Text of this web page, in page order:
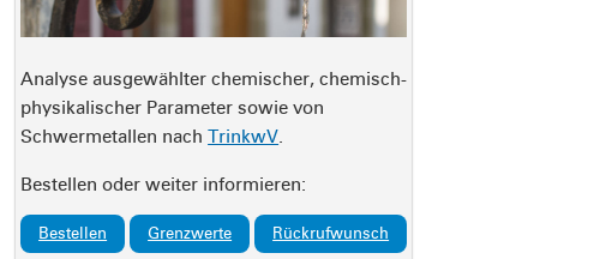
Analyse ausgewählter chemischer, chemisch-
physikalischer Parameter sowie von
Schwermetallen nachTrinkwV.
Bestellen oder weiter informieren:
Bestellen Grenzwerte Rückrufwunsch